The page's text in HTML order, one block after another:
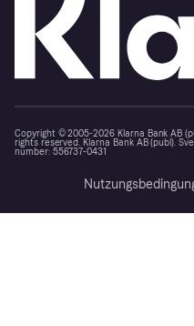
Copyright © 2005-2026 Klarna Bank AB
rights reserved. Klarna Bank AB (publ).
number: 556737-0431